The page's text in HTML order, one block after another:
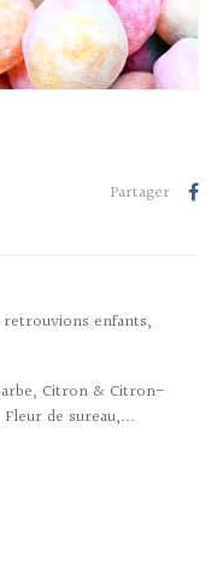
Partager
retrouvions enfants,
Citron & Citron-
de sureau,...